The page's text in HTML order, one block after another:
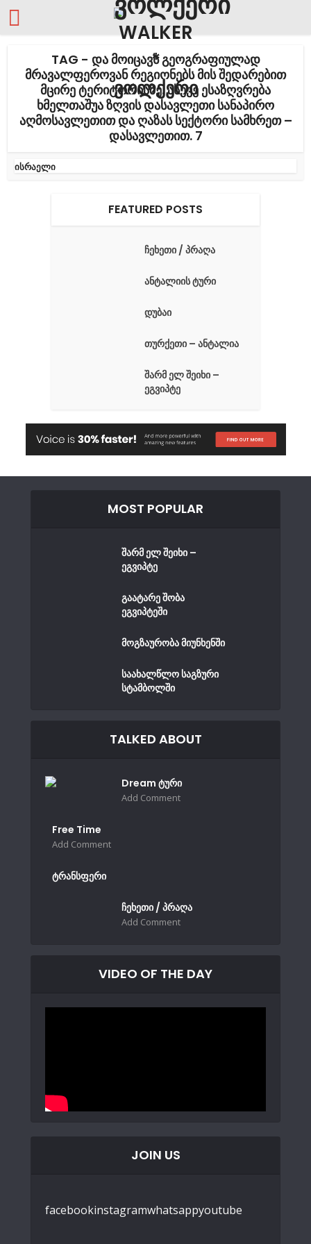
TAG - ᲓᲐ ᲛᲝᲘᲪᲐᲕᲡ ᲒᲔᲝᲒᲠᲐᲤᲘᲣᲚᲐᲓ
ᲛᲠᲐᲕᲐᲚᲤᲔᲠᲝᲕᲐᲜ ᲠᲔᲒᲘᲝᲜᲔᲑᲡ ᲛᲘᲡ ᲨᲔᲓᲐᲠᲔᲑᲘᲗ
ᲛᲪᲘᲠᲔ ᲢᲔᲠᲘᲢᲝᲠᲘᲐᲖᲔ. ᲐᲡᲔᲕᲔ ᲔᲡᲐᲖᲦᲕᲠᲔᲑᲐ
ᲮᲛᲔᲚᲗᲐᲨᲣᲐ ᲖᲦᲕᲘᲡ ᲓᲐᲡᲐᲕᲚᲔᲗᲘ ᲡᲐᲜᲐᲞᲘᲠᲝ
ᲐᲦᲛᲝᲡᲐᲕᲚᲔᲗᲘᲗ ᲓᲐ ᲦᲐᲖᲐᲡ ᲡᲔᲥᲢᲝᲠᲘ ᲡᲐᲛᲮᲠᲔᲗ –
ᲓᲐᲡᲐᲕᲚᲔᲗᲘᲗ. 7
ისრაელი
FEATURED POSTS
ჩეხეთი / პრაღა
ანტალიის ტური
დუბაი
თურქეთი – ანტალია
შარმ ელ შეიხი –
ეგვიპტე
MOST POPULAR
შარმ ელ შეიხი –
ეგვიპტე
გაატარე შობა
ეგვიპტეში
მოგზაურობა მიუნხენში
საახალწლო საგზური
სტამბოლში
TALKED ABOUT
Dream ტური
Add Comment
Free Time
Add Comment
ტრანსფერი
ჩეხეთი / პრაღა
Add Comment
VIDEO OF THE DAY
JOIN US
facebookinstagramwhatsappyoutube